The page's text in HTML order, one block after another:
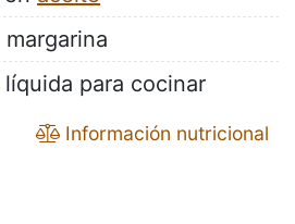
líquida para cocinar
Información nutricional